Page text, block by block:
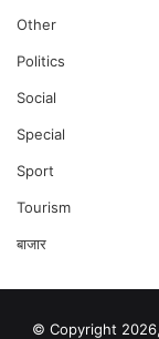
Other
Politics
Social
Special
Sport
Tourism
बाजार
© Copyright